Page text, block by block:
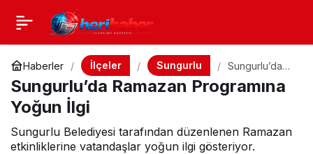
Haberler İlçeler Sungurlu
Sungurlu’da
Programına
Sungurlu’da Ramazan Programına
Yoğun İlgi
Sungurlu Belediyesi tarafından düzenlenen Ramazan
etkinliklerine vatandaşlar yoğun ilgi gösteriyor.